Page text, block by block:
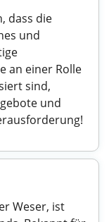
dass die
und
an einer Rolle
sind,
und
Weser, ist